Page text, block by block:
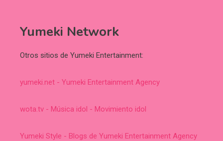
Yumeki Network
Otros sitios de Yumeki Entertainment:
yumeki.net - Yumeki Entertainment Agency
wota.tv - Música idol - Movimiento idol
Yumeki Style - Blogs de Yumeki Entertainment Agency